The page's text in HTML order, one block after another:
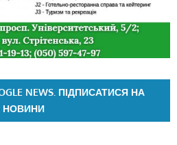
NEWS. ПІДПИСАТИСЯ НА
НОВИНИ